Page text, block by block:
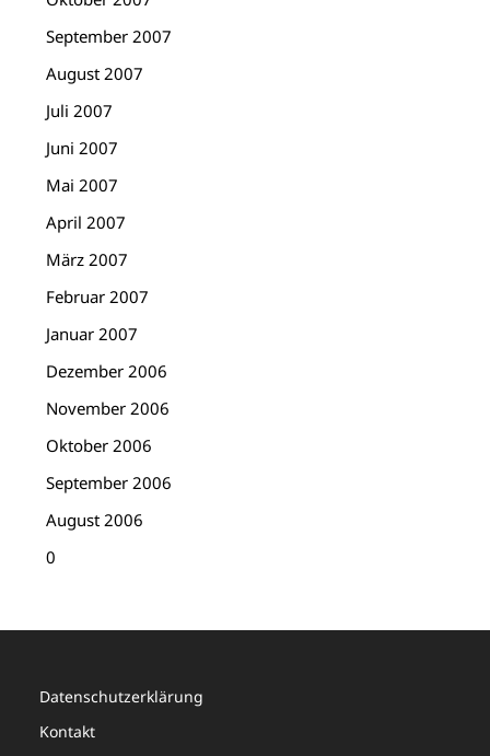
September 2007
August 2007
Juli 2007
Juni 2007
Mai 2007
April 2007
März 2007
Februar 2007
Januar 2007
Dezember 2006
November 2006
Oktober 2006
September 2006
August 2006
0
Datenschutzerklärung
Kontakt